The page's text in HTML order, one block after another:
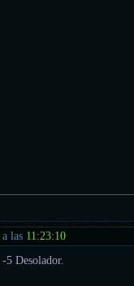
a las 11:23:10
-5 Desolador.